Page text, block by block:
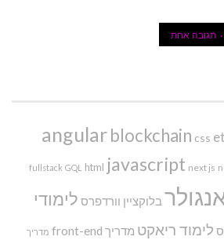
תגובה אחת
angularblockchain css
fullstack GQL html javascript next js
בלוקציין וורדפרס לימודי
לימוד ריאקט מדריך front-end מדריך